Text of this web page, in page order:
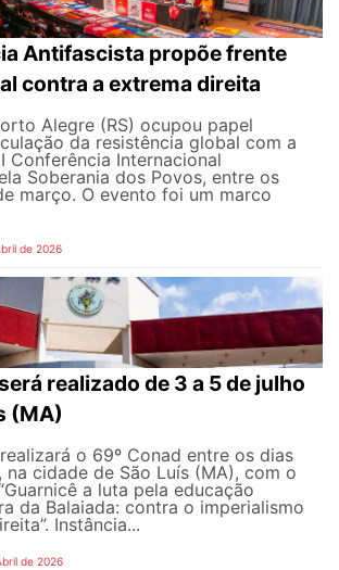
Antifascista propõe frente
contra a extrema direita
Alegre (RS) ocupou papel
da resistência global com a
Conferência Internacional
Soberania dos Povos, entre os
março. O evento foi um marco
de 2026
realizado de 3 a 5 de julho
(MA)
o 69º Conad entre os dias
na cidade de São Luís (MA), com o
a luta pela educação
da Balaiada: contra o imperialismo
Instância...
de 2026